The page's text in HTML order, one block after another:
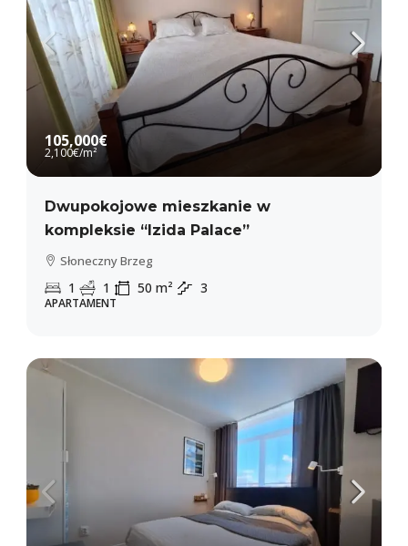
105,000€
2,100€/m²
Dwupokojowe mieszkanie w
kompleksie “Izida Palace”
Słoneczny Brzeg
1 1 50 m² 3
APARTAMENT